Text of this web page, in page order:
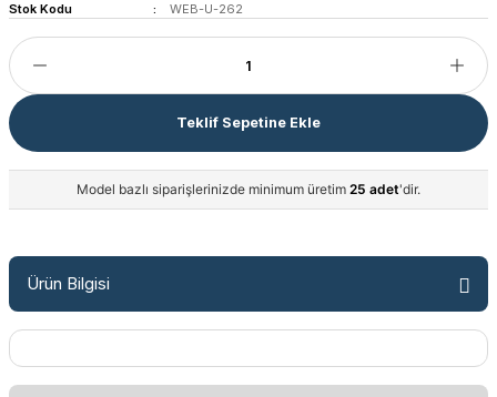
Stok Kodu
WEB-U-262
Teklif Sepetine Ekle
Model bazlı siparişlerinizde minimum üretim 25 adet'dir.
Ürün Bilgisi